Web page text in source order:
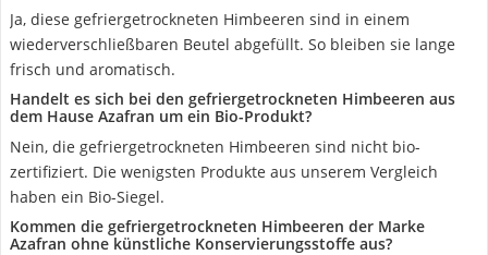
Ja, diese gefriergetrockneten Himbeeren sind in einem
wiederverschließbaren Beutel abgefüllt. So bleiben sie lange
frisch und aromatisch.
Handelt es sich bei den gefriergetrockneten Himbeeren aus
dem Hause Azafran um ein Bio-Produkt?
Nein, die gefriergetrockneten Himbeeren sind nicht bio-
zertifiziert. Die wenigsten Produkte aus unserem Vergleich
haben ein Bio-Siegel.
Kommen die gefriergetrockneten Himbeeren der Marke
Azafran ohne künstliche Konservierungsstoffe aus?